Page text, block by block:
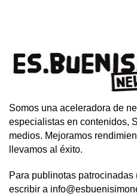
Somos una aceleradora de
especialistas en contenidos,
medios. Mejoramos
llevamos al éxito.
Para publinotas
escribir a